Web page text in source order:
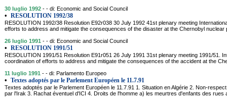
30 luglio 1992 - - di: Economic and Social Council
• RESOLUTION 1992/38
RESOLUTION 1992/38 Resolution E92r038 30 July 1992 41st plenary meeting
efforts to address and mitigate the consequences of the disaster at the Chernobyl nuclear
26 luglio 1991 - - di: Economic and Social Council
• RESOLUTION 1991/51
RESOLUTION 1991/51 Resolution E91r051 26 July 1991 31st plenary meeting 1991/51.
coordination of efforts to address and mitigate the consequences of the accident at the
11 luglio 1991 - - di: Parlamento Europeo
• Textes adoptés par le Parlement Européen le 11.7.91
Textes adoptés par le Parlement Européen le 11.7.91 1. Situation en Algérie 2. Non-
par l'Irak 3. Rachat éventuel d'ICI 4. Droits de l'homme a) les meurtres d'enfants des rues